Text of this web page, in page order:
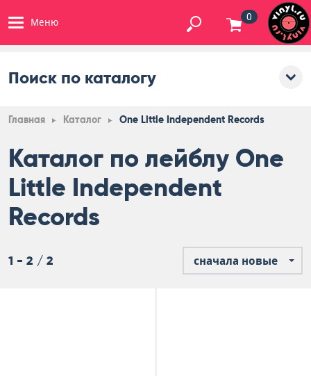
Меню 0
Поиск по каталогу
Главная Каталог One Little Independent Records
Каталог по лейблу One
Little Independent
Records
1 - 2 / 2 сначала новые